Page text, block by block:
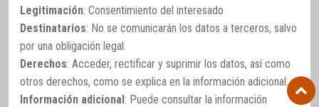
Legitimación: Consentimiento del interesado
Destinatarios: No se comunicarán los datos a terceros, salvo
por una obligación legal.
Derechos: Acceder, rectificar y suprimir los datos, así como
otros derechos, como se explica en la información adicional.
Información adicional: Puede consultar la información